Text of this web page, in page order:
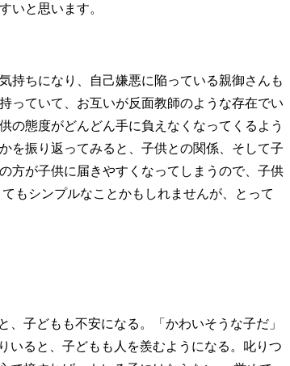
いと思います。
持ちになり、自己嫌悪に陥っている親御さんも
っていて、お互いが反面教師のような存在でい
の態度がどんどん手に負えなくなってくるよう
を振り返ってみると、子供との関係、そして子
方が子供に届きやすくなってしまうので、子供
もシンプルなことかもしれませんが、とって
子どもも不安になる。「かわいそうな子だ」
いると、子どもも人を羨むようになる。叱りつ